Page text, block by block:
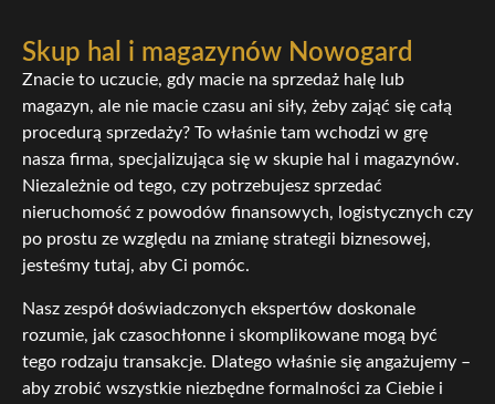
Skup hal i magazynów Nowogard
Znacie to uczucie, gdy macie na sprzedaż halę lub
magazyn, ale nie macie czasu ani siły, żeby zająć się całą
procedurą sprzedaży? To właśnie tam wchodzi w grę
nasza firma, specjalizująca się w skupie hal i magazynów.
Niezależnie od tego, czy potrzebujesz sprzedać
nieruchomość z powodów finansowych, logistycznych czy
po prostu ze względu na zmianę strategii biznesowej,
jesteśmy tutaj, aby Ci pomóc.
Nasz zespół doświadczonych ekspertów doskonale
rozumie, jak czasochłonne i skomplikowane mogą być
tego rodzaju transakcje. Dlatego właśnie się angażujemy –
aby zrobić wszystkie niezbędne formalności za Ciebie i